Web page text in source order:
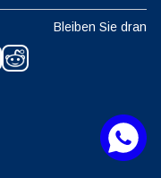
Bleiben Sie dran